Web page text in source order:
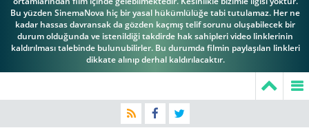
Bu yüzden SinemaNova hiç bir yasal hükümlülüğe tabi tutulamaz. Her ne
kadar hassas davransak da gözden kaçmış telif sorunu oluşabilecek bir
durum olduğunda ve istenildiği takdirde hak sahipleri video linklerinin
kaldırılması talebinde bulunubilirler. Bu durumda filmin paylaşılan linkleri
dikkate alınıp derhal kaldırılacaktır.